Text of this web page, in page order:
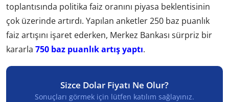
toplantısında politika faiz oranını piyasa beklentisinin
çok üzerinde artırdı. Yapılan anketler 250 baz puanlık
faiz artışını işaret ederken, Merkez Bankası sürpriz bir
kararla 750 baz puanlık artış yaptı.
Sizce Dolar Fiyatı Ne Olur?
Sonuçları görmek için lütfen katılım sağlayınız.